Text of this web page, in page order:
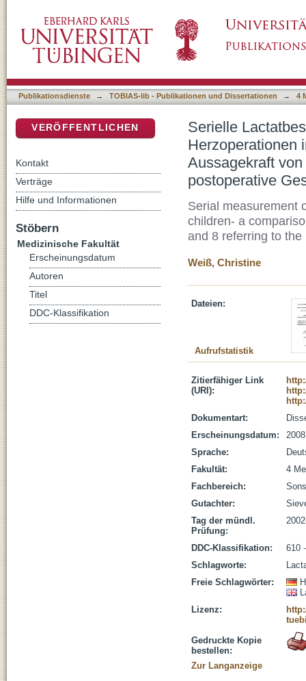
Vergleich mit der prognostischen
das postoperative Geschehen nach
Publikationsdienste → TOBIAS-lib - Publikationen und Dissertationen → 4
Serielle
Herzoperationen
Aussagekraft
postoperative
Serial measurement
children- a
and 8 referring to
Weiß, Christine
Dateien:
Aufrufstatistik
Zitierfähiger Link
(URI):
Dokumentart:
Erscheinungsdatum:
2008
Sprache:
Fakultät:
4
Fachbereich:
Gutachter:
Tag der mündl.
Prüfung:
DDC-Klassifikation:
610
Schlagworte:
Freie Schlagwörter:
Lizenz:
Gedruckte Kopie
bestellen:
Zur Langanzeige
VERÖFFENTLICHEN
Kontakt
Verträge
Hilfe und Informationen
Stöbern
Medizinische Fakultät
Erscheinungsdatum
Autoren
Titel
DDC-Klassifikation